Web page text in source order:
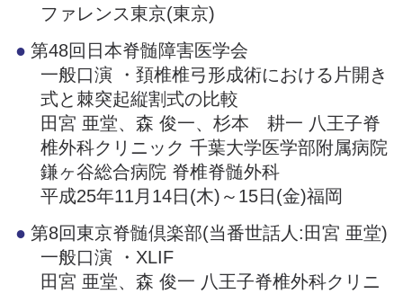
ファレンス東京(東京)
第48回日本脊髄障害医学会
一般口演 ・頚椎椎弓形成術における片開き
式と棘突起縦割式の比較
田宮 亜堂、森 俊一、杉本 耕一 八王子脊
椎外科クリニック 千葉大学医学部附属病院
鎌ヶ谷総合病院 脊椎脊髄外科
平成25年11月14日(木)～15日(金)福岡
第8回東京脊髄倶楽部(当番世話人:田宮 亜堂)
一般口演 ・XLIF
田宮 亜堂、森 俊一 八王子脊椎外科クリニ